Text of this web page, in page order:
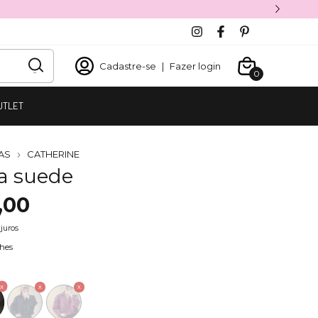
Cadastre-se | Fazer login
0
CATHERINE
suede